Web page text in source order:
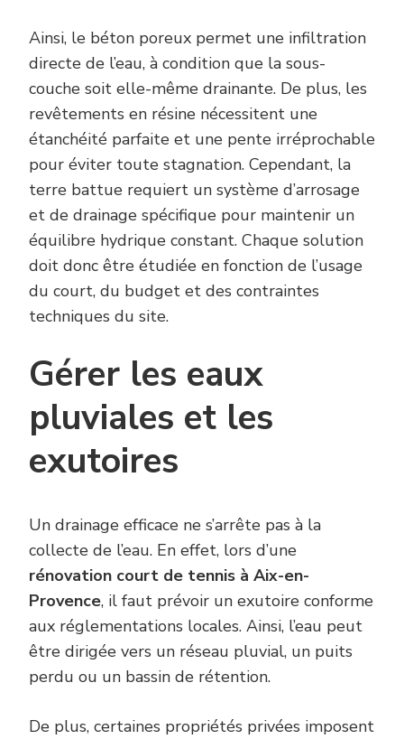
Ainsi, le béton poreux permet une infiltration
directe de l’eau, à condition que la sous-
couche soit elle-même drainante. De plus, les
revêtements en résine nécessitent une
étanchéité parfaite et une pente irréprochable
pour éviter toute stagnation. Cependant, la
terre battue requiert un système d’arrosage
et de drainage spécifique pour maintenir un
équilibre hydrique constant. Chaque solution
doit donc être étudiée en fonction de l’usage
du court, du budget et des contraintes
techniques du site.
Gérer les eaux
pluviales et les
exutoires
Un drainage efficace ne s’arrête pas à la
collecte de l’eau. En effet, lors d’une
rénovation court de tennis à Aix-en-
Provence, il faut prévoir un exutoire conforme
aux réglementations locales. Ainsi, l’eau peut
être dirigée vers un réseau pluvial, un puits
perdu ou un bassin de rétention.
De plus, certaines propriétés privées imposent